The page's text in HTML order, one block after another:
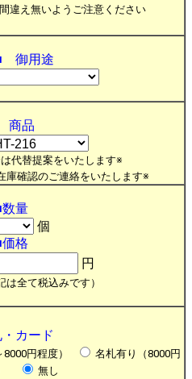
違え無いようご注意ください
用途
品
代替提案をいたします※
庫確認のご連絡をいたします※
量
個
格
円
は全て税込みです）
カード
8000円程度）
名札有り（8000円
無し